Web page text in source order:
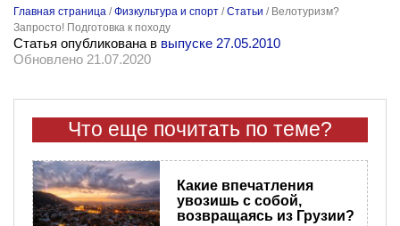
Главная страница /Физкультура и спорт /Статьи / Велотуризм?
Запросто! Подготовка к походу
Статья опубликована в выпуске 27.05.2010
Обновлено 21.07.2020
Что еще почитать по теме?
Какие впечатления
увозишь с собой,
возвращаясь из Грузии?